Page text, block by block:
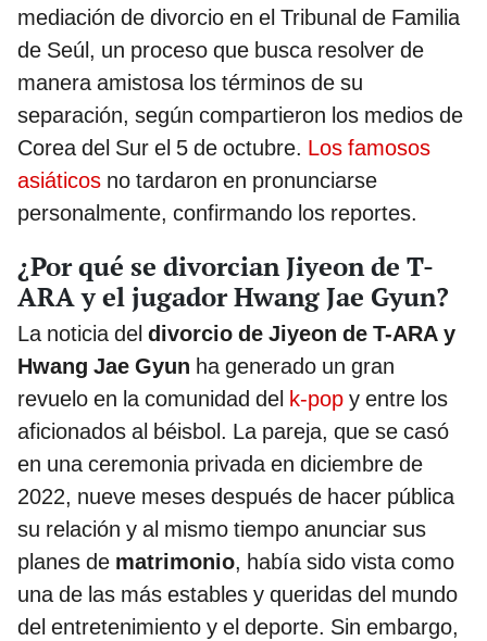
mediación de divorcio en el Tribunal de Familia
de Seúl, un proceso que busca resolver de
manera amistosa los términos de su
separación, según compartieron los medios de
Corea del Sur el 5 de octubre. Los famosos
asiáticos no tardaron en pronunciarse
personalmente, confirmando los reportes.
¿Por qué se divorcian Jiyeon de T-
ARA y el jugador Hwang Jae Gyun?
La noticia del divorcio de Jiyeon de T-ARA y
Hwang Jae Gyun ha generado un gran
revuelo en la comunidad del k-pop y entre los
aficionados al béisbol. La pareja, que se casó
en una ceremonia privada en diciembre de
2022, nueve meses después de hacer pública
su relación y al mismo tiempo anunciar sus
planes de matrimonio, había sido vista como
una de las más estables y queridas del mundo
del entretenimiento y el deporte. Sin embargo,